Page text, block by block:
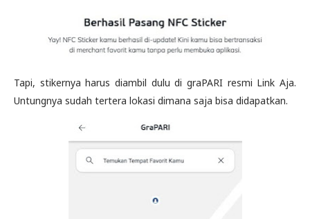
Tapi, stikernya harus diambil dulu di graPARI resmi Link Aja.
Untungnya sudah tertera lokasi dimana saja bisa didapatkan.